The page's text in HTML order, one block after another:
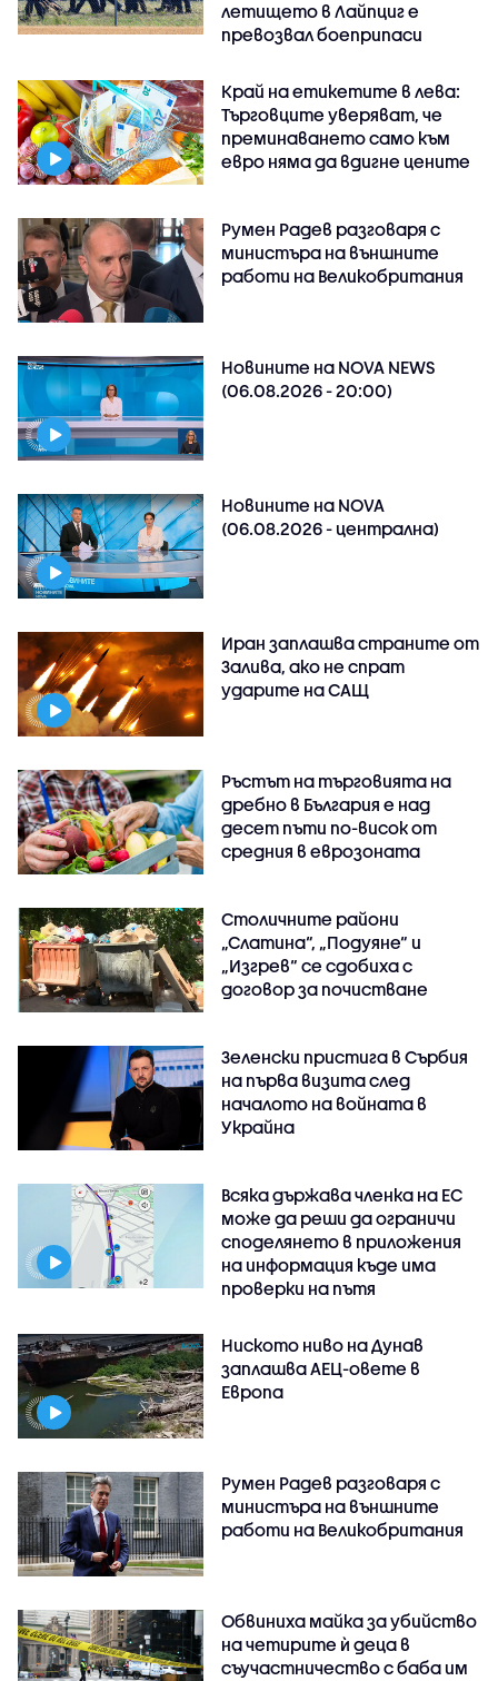
летището в Лайпциг е
превозвал боеприпаси
Край на етикетите в лева:
Търговците уверяват, че
преминаването само към
евро няма да вдигне цените
Румен Радев разговаря с
министъра на външните
работи на Великобритания
Новините на NOVA NEWS
(06.08.2026 - 20:00)
Новините на NOVA
(06.08.2026 - централна)
Иран заплашва страните от
Залива, ако не спрат
ударите на САЩ
Ръстът на търговията на
дребно в България е над
десет пъти по-висок от
средния в еврозоната
Столичните райони
„Слатина“, „Подуяне“ и
„Изгрев“ се сдобиха с
договор за почистване
Зеленски пристига в Сърбия
на първа визита след
началото на войната в
Украйна
Всяка държава членка на ЕС
може да реши да ограничи
споделянето в приложения
на информация къде има
проверки на пътя
Ниското ниво на Дунав
заплашва АЕЦ-овете в
Европа
Румен Радев разговаря с
министъра на външните
работи на Великобритания
Обвиниха майка за убийство
на четирите ѝ деца в
съучастничество с баба им